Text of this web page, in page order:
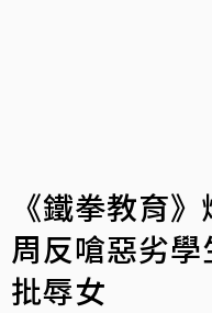
《鐵拳教育
周反嗆惡劣
批辱女